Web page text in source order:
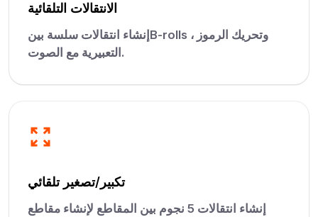
الانتقالات التلقائية
إنشاء انتقالات سلسة بينB-rolls ، وتحريك الرموز
التعبيرية مع الصوت.
تكبير/تصغير تلقائي
إنشاء انتقالات 5 نجوم بين المقاطع لإنشاء مقاطع